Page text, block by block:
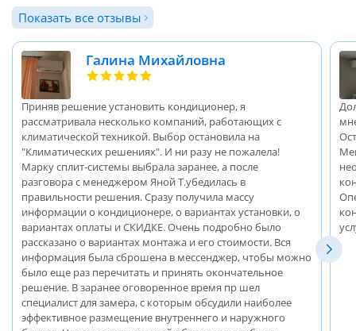
Галина Михайловна
Приняв решение установить кондиционер, я
рассматривала несколько компаний, работающих с
климатической техникой. Выбор остановила на
"Климатических решениях". И ни разу не пожалела!
Марку сплит-системы выбрала заранее, а после
разговора с менеджером Яной Т.убедилась в
правильности решения. Сразу получила массу
информации о кондиционере, о вариантах установки, о
вариантах оплаты и СКИДКЕ. Очень подробно было
рассказано о вариантах монтажа и его стоимости. Вся
информация была сброшена в мессенджер, чтобы можно
было еще раз перечитать и принять окончательное
решение. В заранее оговоренное время пр шел
специалист для замера, с которым обсудили наиболее
эффективное размещение внутреннего и наружного
Показать все отзывы